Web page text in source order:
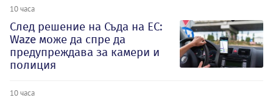
10 часа
След решение на Съда на ЕС:
Waze може да спре да
предупреждава за камери и
полиция
10 часа